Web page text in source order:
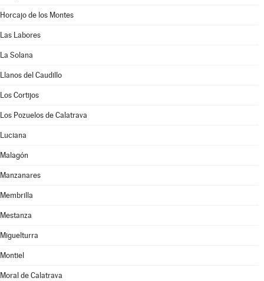
Horcajo de los Montes
Las Labores
La Solana
Llanos del Caudillo
Los Cortijos
Los Pozuelos de Calatrava
Luciana
Malagón
Manzanares
Membrilla
Mestanza
Miguelturra
Montiel
Moral de Calatrava